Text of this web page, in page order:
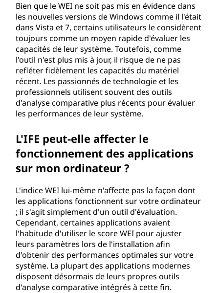
Bien que le WEI ne soit pas mis en évidence dans
les nouvelles versions de Windows comme il l'était
dans Vista et 7, certains utilisateurs le considèrent
toujours comme un moyen rapide d'évaluer les
capacités de leur système. Toutefois, comme
l'outil n'est plus mis à jour, il risque de ne pas
refléter fidèlement les capacités du matériel
récent. Les passionnés de technologie et les
professionnels utilisent souvent des outils
d'analyse comparative plus récents pour évaluer
les performances de leur système.
L'IFE peut-elle affecter le
fonctionnement des applications
sur mon ordinateur ?
L'indice WEI lui-même n'affecte pas la façon dont
les applications fonctionnent sur votre ordinateur
; il s'agit simplement d'un outil d'évaluation.
Cependant, certaines applications avaient
l'habitude d'utiliser le score WEI pour ajuster
leurs paramètres lors de l'installation afin
d'obtenir des performances optimales sur votre
système. La plupart des applications modernes
disposent désormais de leurs propres outils
d'analyse comparative intégrés à cette fin.